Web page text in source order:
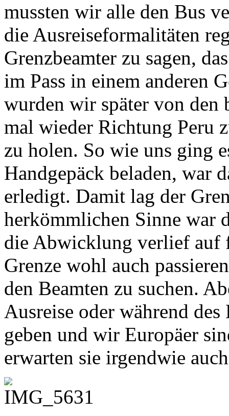
mussten wir alle den Bus
die Ausreiseformalitäten
Grenzbeamter zu sagen,
im Pass in einem anderen
wurden wir später von den
mal wieder Richtung Peru
zu holen. So wie uns ging
Handgepäck beladen, war
erledigt. Damit lag der
herkömmlichen Sinne war
die Abwicklung verlief auf
Grenze wohl auch
den Beamten zu suchen.
Ausreise oder während
geben und wir Europäer
erwarten sie irgendwie